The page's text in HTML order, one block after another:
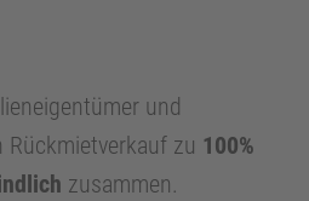
und
zu 100%
zusammen.